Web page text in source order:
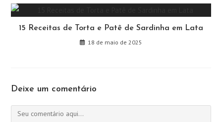
15 Receitas de Torta e Patê de Sardinha em Lata
18 de maio de 2025
Deixe um comentário
Comentário